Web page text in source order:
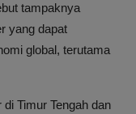
tampaknya
yang dapat
global, terutama
Timur Tengah dan